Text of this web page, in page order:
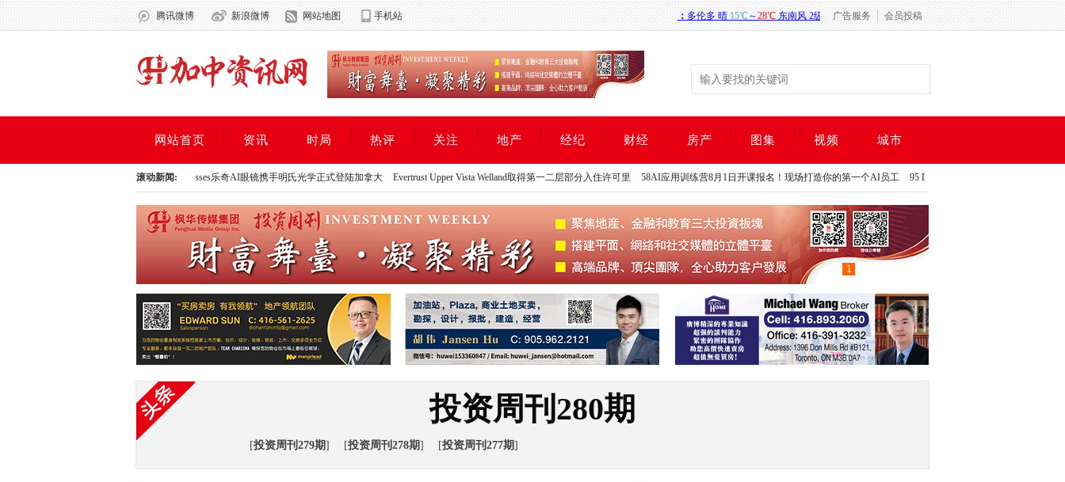
腾讯微博 新浪微博 网站地图 手机站 广告服务 会员投稿
网站首页 资讯 时局 热评 关注 地产 经纪 财经 房产 图集 视频 城市
滚动新闻:
Rokid Glasses乐奇AI眼镜携手明氏光学正式登陆加拿大 Evertrust Upper Vista Welland取得第一二层部分入住许可里 58AI应用训练营8月1日开课报名！现场打造你的第一个AI员工 95 Developments打造精品低密度住宅社区，Woodbine
Rokid Glasses乐奇AI眼镜携手明氏光学正式登陆加拿大 Evertrust Upper Vista Welland取得第一二层部分入住许可里 58AI应用训练营8月1日开课报名！现场打造你的第一个AI员工 95 Developments打造精品低密度住宅社区，Woodbine
1
投资周刊280期
[投资周刊279期] [投资周刊278期] [投资周刊277期]